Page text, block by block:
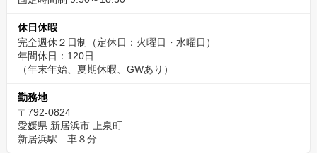
休日休暇
完全週休２日制（定休日：火曜日・水曜日）
年間休日：120日
（年末年始、夏期休暇、GWあり）
勤務地
〒792-0824
愛媛県 新居浜市 上泉町
新居浜駅 車８分